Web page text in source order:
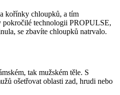
kořínky chloupků, a tím
technologii PROPULSE,
se zbavíte chloupků natrvalo.
tak mužském těle. S
ošetřovat oblasti zad, hrudi nebo